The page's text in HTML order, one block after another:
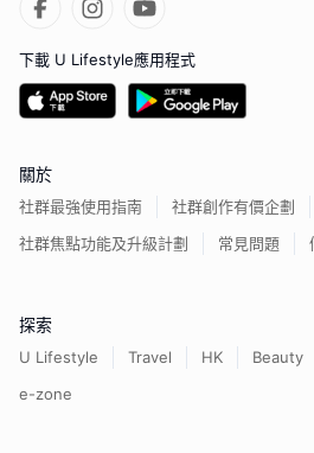
下載 U Lifestyle應用程式
關於
社群最強使用指南
社群創作有價企劃
社群焦點功能及升級計劃
常見問題
探索
U Lifestyle Travel HK Beauty
e-zone